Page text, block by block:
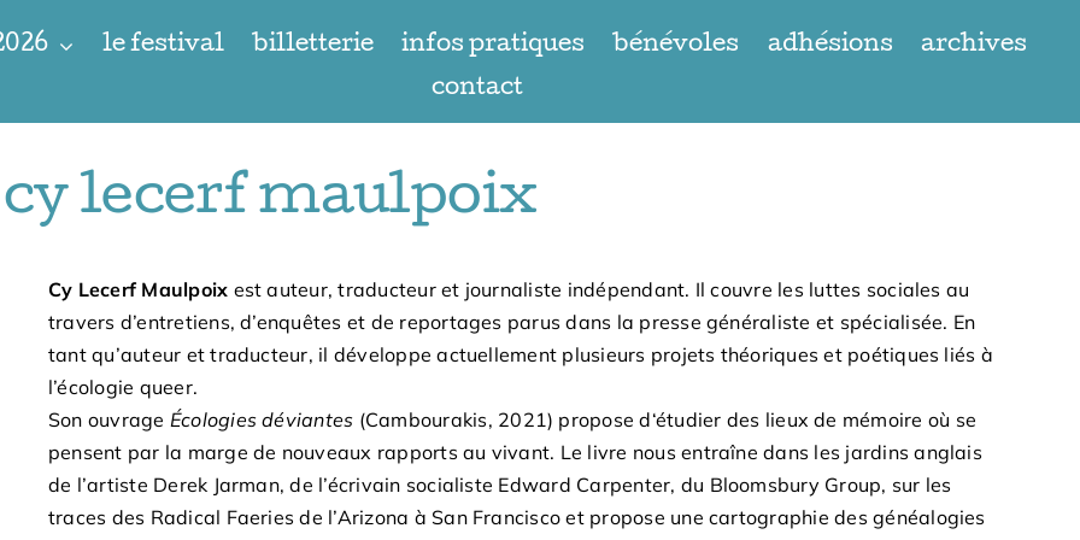
le festival billetterie infos pratiques bénévoles adhésions
archives
contact
cy lecerf maulpoix
Cy Lecerf Maulpoix est auteur, traducteur et journaliste indépendant. Il couvre les luttes sociales au
travers d’entretiens, d’enquêtes et de reportages parus dans la presse généraliste et spécialisée. En
tant qu’auteur et traducteur, il développe actuellement plusieurs projets théoriques et poétiques liés à
l’écologie queer.
Son ouvrage Écologies déviantes (Cambourakis, 2021) propose d‘étudier des lieux de mémoire où se
pensent par la marge de nouveaux rapports au vivant. Le livre nous entraîne dans les jardins anglais
de l’artiste Derek Jarman, de l’écrivain socialiste Edward Carpenter, du Bloomsbury Group, sur les
traces des Radical Faeries de l’Arizona à San Francisco et propose une cartographie des généalogies